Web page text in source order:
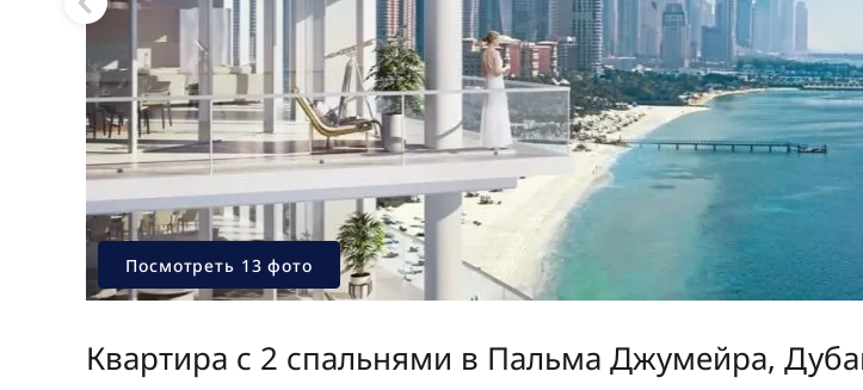
Посмотреть 13 фото
Квартира с 2 спальнями в Пальма Джумейра,